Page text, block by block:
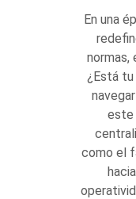
En una
normas,
¿Está tu
este
como el